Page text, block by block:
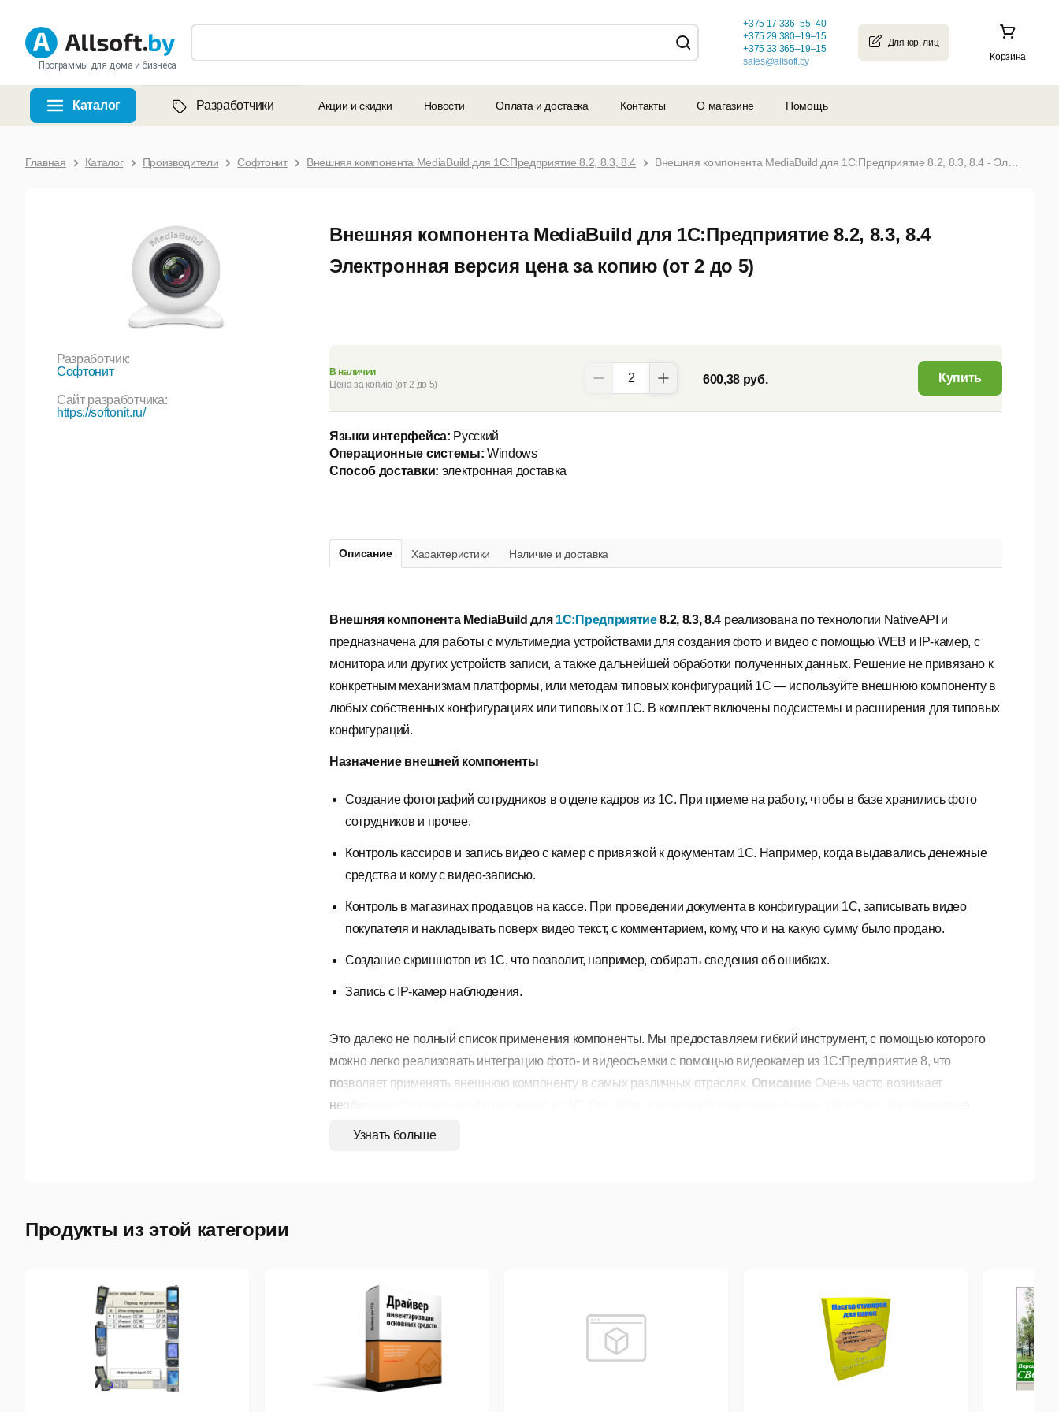
Программы для дома и бизнеса
Корзина
+375 17 336–55–40
+375 29 380–19–15
+375 33 365–19–15
sales@allsoft.by
Каталог Разработчики Акции и скидки Новости Оплата и доставка Контакты О магазине Помощь
Главная Каталог Производители Софтонит Внешняя компонента MediaBuild для 1С:Предприятие 8.2, 8.3, 8.4
Внешняя компонента MediaBuild для 1С:Предприятие 8.2, 8.3, 8.4
Электронная версия цена за копию (от 2 до 5)
Разработчик:
Софтонит
Сайт разработчика:
https://softonit.ru/
Описание Характеристики Наличие и доставка
Внешняя компонента MediaBuild для 1С:Предприятие8.2, 8.3, 8.4 реализована по технологии NativeAPI и
предназначена для работы с мультимедиа устройствами для создания фото и видео с помощью WEB и IP-камер, с
монитора или других устройств записи, а также дальнейшей обработки полученных данных. Решение не привязано к
конкретным механизмам платформы, или методам типовых конфигураций 1С — используйте внешнюю компоненту в
любых собственных конфигурациях или типовых от 1С. В комплект включены подсистемы и расширения для типовых
конфигураций.
Назначение внешней компоненты
Создание фотографий сотрудников в отделе кадров из 1С. При приеме на работу, чтобы в базе хранились фото
сотрудников и прочее.
Контроль кассиров и запись видео с камер с привязкой к документам 1С. Например, когда выдавались денежные
средства и кому с видео-записью.
Контроль в магазинах продавцов на кассе. При проведении документа в конфигурации 1С, записывать видео
покупателя и накладывать поверх видео текст, с комментарием, кому, что и на какую сумму было продано.
Создание скриншотов из 1С, что позволит, например, собирать сведения об ошибках.
Запись с IP-камер наблюдения.
Это далеко не полный список применения компоненты. Мы предоставляем гибкий инструмент, с помощью которого
можно легко реализовать интеграцию фото- и видеосъемки с помощью видеокамер из 1С:Предприятие 8, что
позволяет применять внешнюю компоненту в самых различных отраслях. Описание Очень часто возникает
необходимость создания фото и видео из 1С. При этом преследуются различные цели: это и фото при приеме на
работу, и контроль сотрудников, контроль продаж и т.п. Мы реализовали внешнюю компоненту для 1С 8 для решения
Поддержка стандартных и HD-веб камер (Axis, Bowya, Bosch, Canon, Convision, Digicom, EasyN, D-Link, Panasonic,
Sanyo, Silicon, TP-Link и т.д.).
Профессиональные HD-карты видео-захвата, (например, BlackMagic Decklink).
2) Поддержка устройств видео захвата:
Узнать больше
В наличии
Цена за копию (от 2 до 5)
600,38 руб. Купить
Языки интерфейса: Русский
Операционные системы: Windows
Способ доставки: электронная доставка
Продукты из этой категории